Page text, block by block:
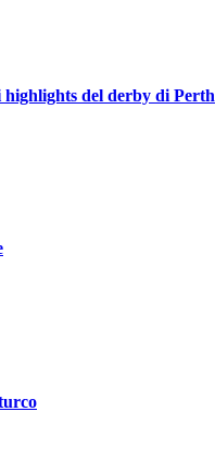
del derby di Perth